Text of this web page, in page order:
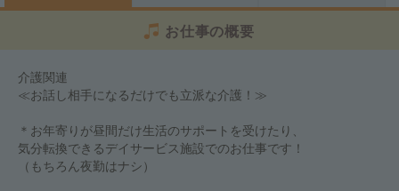
お仕事の概要
介護関連
≪お話し相手になるだけでも立派な介護！≫
＊お年寄りが昼間だけ生活のサポートを受けたり、
気分転換できるデイサービス施設でのお仕事です！
（もちろん夜勤はナシ）